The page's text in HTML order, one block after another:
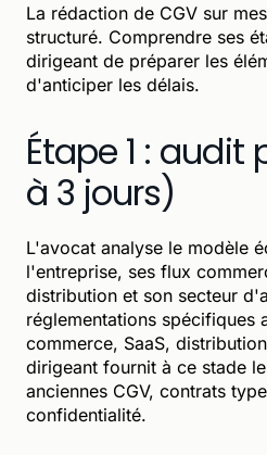
La rédaction de CGV sur
structuré. Comprendre ses
dirigeant de préparer les
d'anticiper les délais.
Étape 1 : audit
à 3 jours)
L'avocat analyse le modèle
l'entreprise, ses flux
distribution et son secteur
réglementations spécifiques
commerce, SaaS,
dirigeant fournit à ce stade
anciennes CGV, contrats
confidentialité.